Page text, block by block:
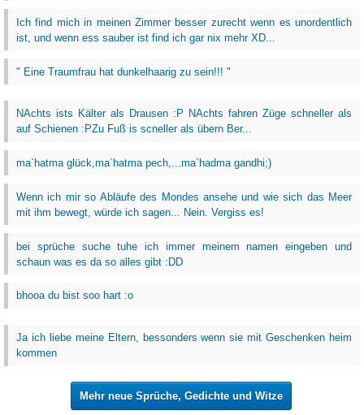
Ich find mich in meinen Zimmer besser zurecht wenn es unordentlich
ist, und wenn ess sauber ist find ich gar nix mehr XD...
" Eine Traumfrau hat dunkelhaarig zu sein!!! "
NAchts ists Kälter als Drausen :P NAchts fahren Züge schneller als
auf Schienen :PZu Fuß is scneller als übern Ber...
ma`hatma glück,ma`hatma pech,...ma`hadma gandhi;)
Wenn ich mir so Abläufe des Mondes ansehe und wie sich das Meer
mit ihm bewegt, würde ich sagen... Nein. Vergiss es!
bei sprüche suche tuhe ich immer meinem namen eingeben und
schaun was es da so alles gibt :DD
bhooa du bist soo hart :o
Ja ich liebe meine Eltern, bessonders wenn sie mit Geschenken heim
kommen
Mehr neue Sprüche, Gedichte und Witze